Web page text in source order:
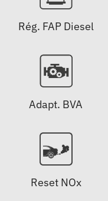
Rég. FAP Diesel
Adapt. BVA
Reset NOx